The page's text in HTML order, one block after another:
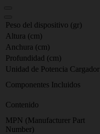
Peso del dispositivo (gr)
Altura (cm)
Anchura (cm)
Profundidad (cm)
Unidad de Potencia Cargador
Componentes Incluidos
Contenido
MPN (Manufacturer Part
Number)